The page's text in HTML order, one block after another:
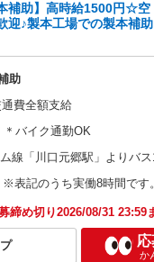
補助】高時給1500円☆空
♪製本工場での製本補助
助
費全額支給
バイク通勤OK
線「川口元郷駅」よりバス
※表記のうち実働8時間
締め切り2026/08/31 23:59
か